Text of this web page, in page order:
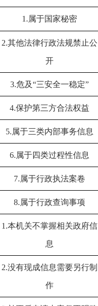
1.属于国家秘密
2.其他法律行政法规禁止公
开
3.危及“三安全一稳定”
4.保护第三方合法权益
5.属于三类内部事务信息
6.属于四类过程性信息
7.属于行政执法案卷
8.属于行政查询事项
1.本机关不掌握相关政府信
息
2.没有现成信息需要另行制
作